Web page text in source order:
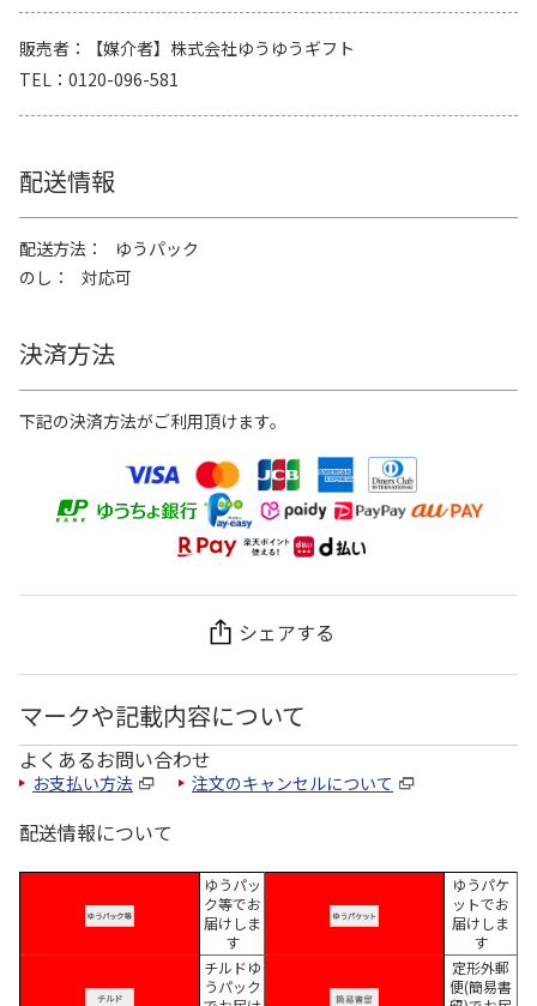
販売者
【媒介者】株式会社ゆうゆうギフト
TEL
0120-096-581
配送情報
配送方法
ゆうパック
のし
対応可
決済方法
下記の決済方法がご利用頂けます。
シェアする
マークや記載内容について
よくあるお問い合わせ
お支払い方法 注文のキャンセルについて
配送情報について
ゆうパッ
ク等でお
届けしま
す
ゆうパケ
ットでお
届けしま
す
チルドゆ
うパック
定形外郵
便(簡易書